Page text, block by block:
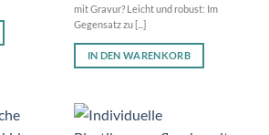
mit Gravur? Leicht und robust: Im
Gegensatz zu [...]
IN DEN WARENKORB